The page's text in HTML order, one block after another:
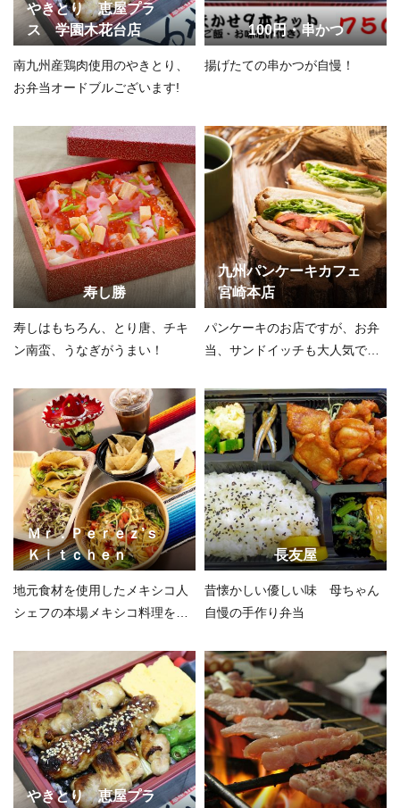
やきとり 恵屋プラ
ス 学園木花台店
南九州産鶏肉使用のやきとり、
お弁当オードブルございます!
100円・串かつ
揚げたての串かつが自慢！
寿し勝
寿しはもちろん、とり唐、チキ
ン南蛮、うなぎがうまい！
九州パンケーキカフェ
宮崎本店
パンケーキのお店ですが、お弁
当、サンドイッチも大人気で
Ｍｒ．Ｐｅｒｅｚ’ｓ
Ｋｉｔｃｈｅｎ
地元食材を使用したメキシコ人
シェフの本場メキシコ料理をご
長友屋
昔懐かしい優しい味 母ちゃん
自慢の手作り弁当
やきとり 恵屋プラ